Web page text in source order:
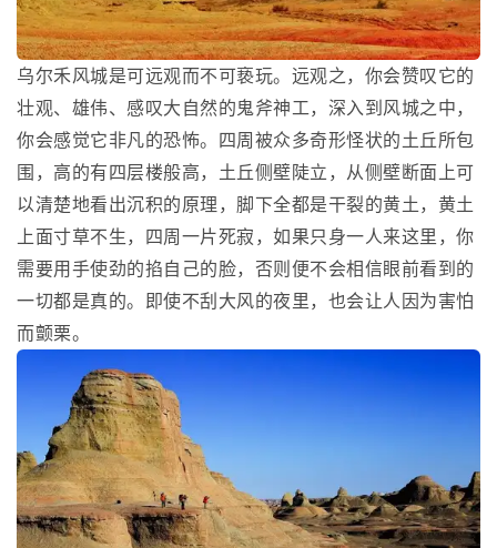
乌尔禾风城是可远观而不可亵玩。远观之，你会赞叹它的
壮观、雄伟、感叹大自然的鬼斧神工，深入到风城之中，
你会感觉它非凡的恐怖。四周被众多奇形怪状的土丘所包
围，高的有四层楼般高，土丘侧壁陡立，从侧壁断面上可
以清楚地看出沉积的原理，脚下全都是干裂的黄土，黄土
上面寸草不生，四周一片死寂，如果只身一人来这里，你
需要用手使劲的掐自己的脸，否则便不会相信眼前看到的
一切都是真的。即使不刮大风的夜里，也会让人因为害怕
而颤栗。